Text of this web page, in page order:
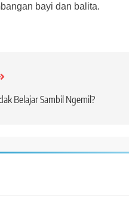
bayi dan balita.
Belajar Sambil Ngemil?